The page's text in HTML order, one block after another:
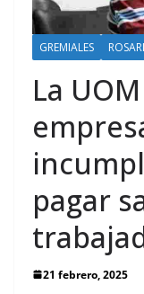
GREMIALES
La
pagar
21 febrero, 2025